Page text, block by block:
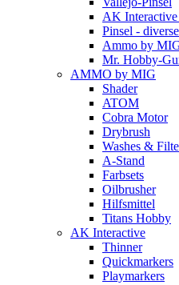
AK Interactive
Pinsel -
Ammo by
Mr. Hobby-
AMMO by MIG
Shader
ATOM
Cobra Motor
Drybrush
Washes &
A-Stand
Farbsets
Oilbrusher
Hilfsmittel
Titans Hobby
AK Interactive
Thinner
Quickmarkers
Playmarkers